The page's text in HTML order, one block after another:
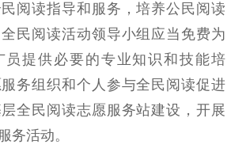
阅读指导和服务，培养公民阅读
民阅读活动领导小组应当免费为
员提供必要的专业知识和技能培
务组织和个人参与全民阅读促进
全民阅读志愿服务站建设，开展
务活动。